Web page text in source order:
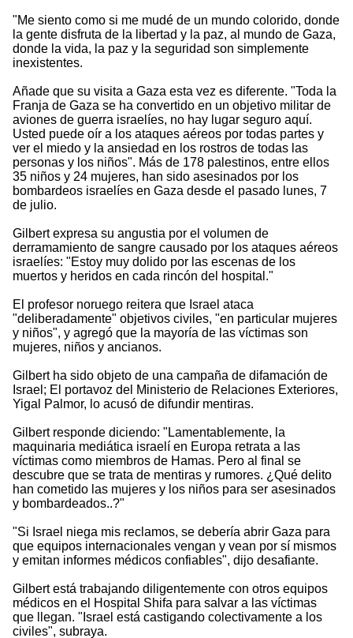
"Me siento como si me mudé de un mundo colorido, donde
la gente disfruta de la libertad y la paz, al mundo de Gaza,
donde la vida, la paz y la seguridad son simplemente
inexistentes.
Añade que su visita a Gaza esta vez es diferente. "Toda la
Franja de Gaza se ha convertido en un objetivo militar de
aviones de guerra israelíes, no hay lugar seguro aquí.
Usted puede oír a los ataques aéreos por todas partes y
ver el miedo y la ansiedad en los rostros de todas las
personas y los niños". Más de 178 palestinos, entre ellos
35 niños y 24 mujeres, han sido asesinados por los
bombardeos israelíes en Gaza desde el pasado lunes, 7
de julio.
Gilbert expresa su angustia por el volumen de
derramamiento de sangre causado por los ataques aéreos
israelíes: "Estoy muy dolido por las escenas de los
muertos y heridos en cada rincón del hospital."
El profesor noruego reitera que Israel ataca
"deliberadamente" objetivos civiles, "en particular mujeres
y niños", y agregó que la mayoría de las víctimas son
mujeres, niños y ancianos.
Gilbert ha sido objeto de una campaña de difamación de
Israel; El portavoz del Ministerio de Relaciones Exteriores,
Yigal Palmor, lo acusó de difundir mentiras.
Gilbert responde diciendo: "Lamentablemente, la
maquinaria mediática israelí en Europa retrata a las
víctimas como miembros de Hamas. Pero al final se
descubre que se trata de mentiras y rumores. ¿Qué delito
han cometido las mujeres y los niños para ser asesinados
y bombardeados..?"
"Si Israel niega mis reclamos, se debería abrir Gaza para
que equipos internacionales vengan y vean por sí mismos
y emitan informes médicos confiables", dijo desafiante.
Gilbert está trabajando diligentemente con otros equipos
médicos en el Hospital Shifa para salvar a las víctimas
que llegan. "Israel está castigando colectivamente a los
civiles", subraya.